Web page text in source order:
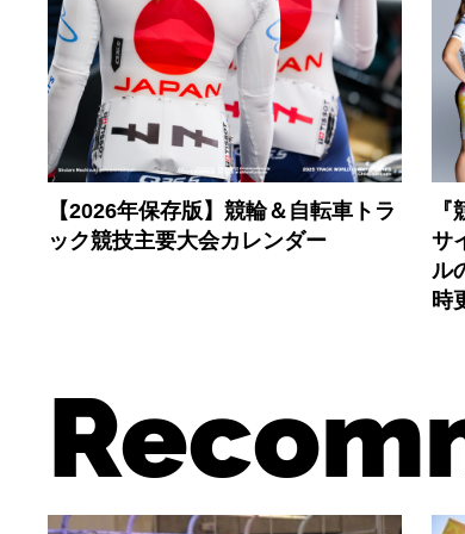
【2026年保存版】競輪＆自転車トラ
ック競技主要大会カレンダー
サ
ル
時